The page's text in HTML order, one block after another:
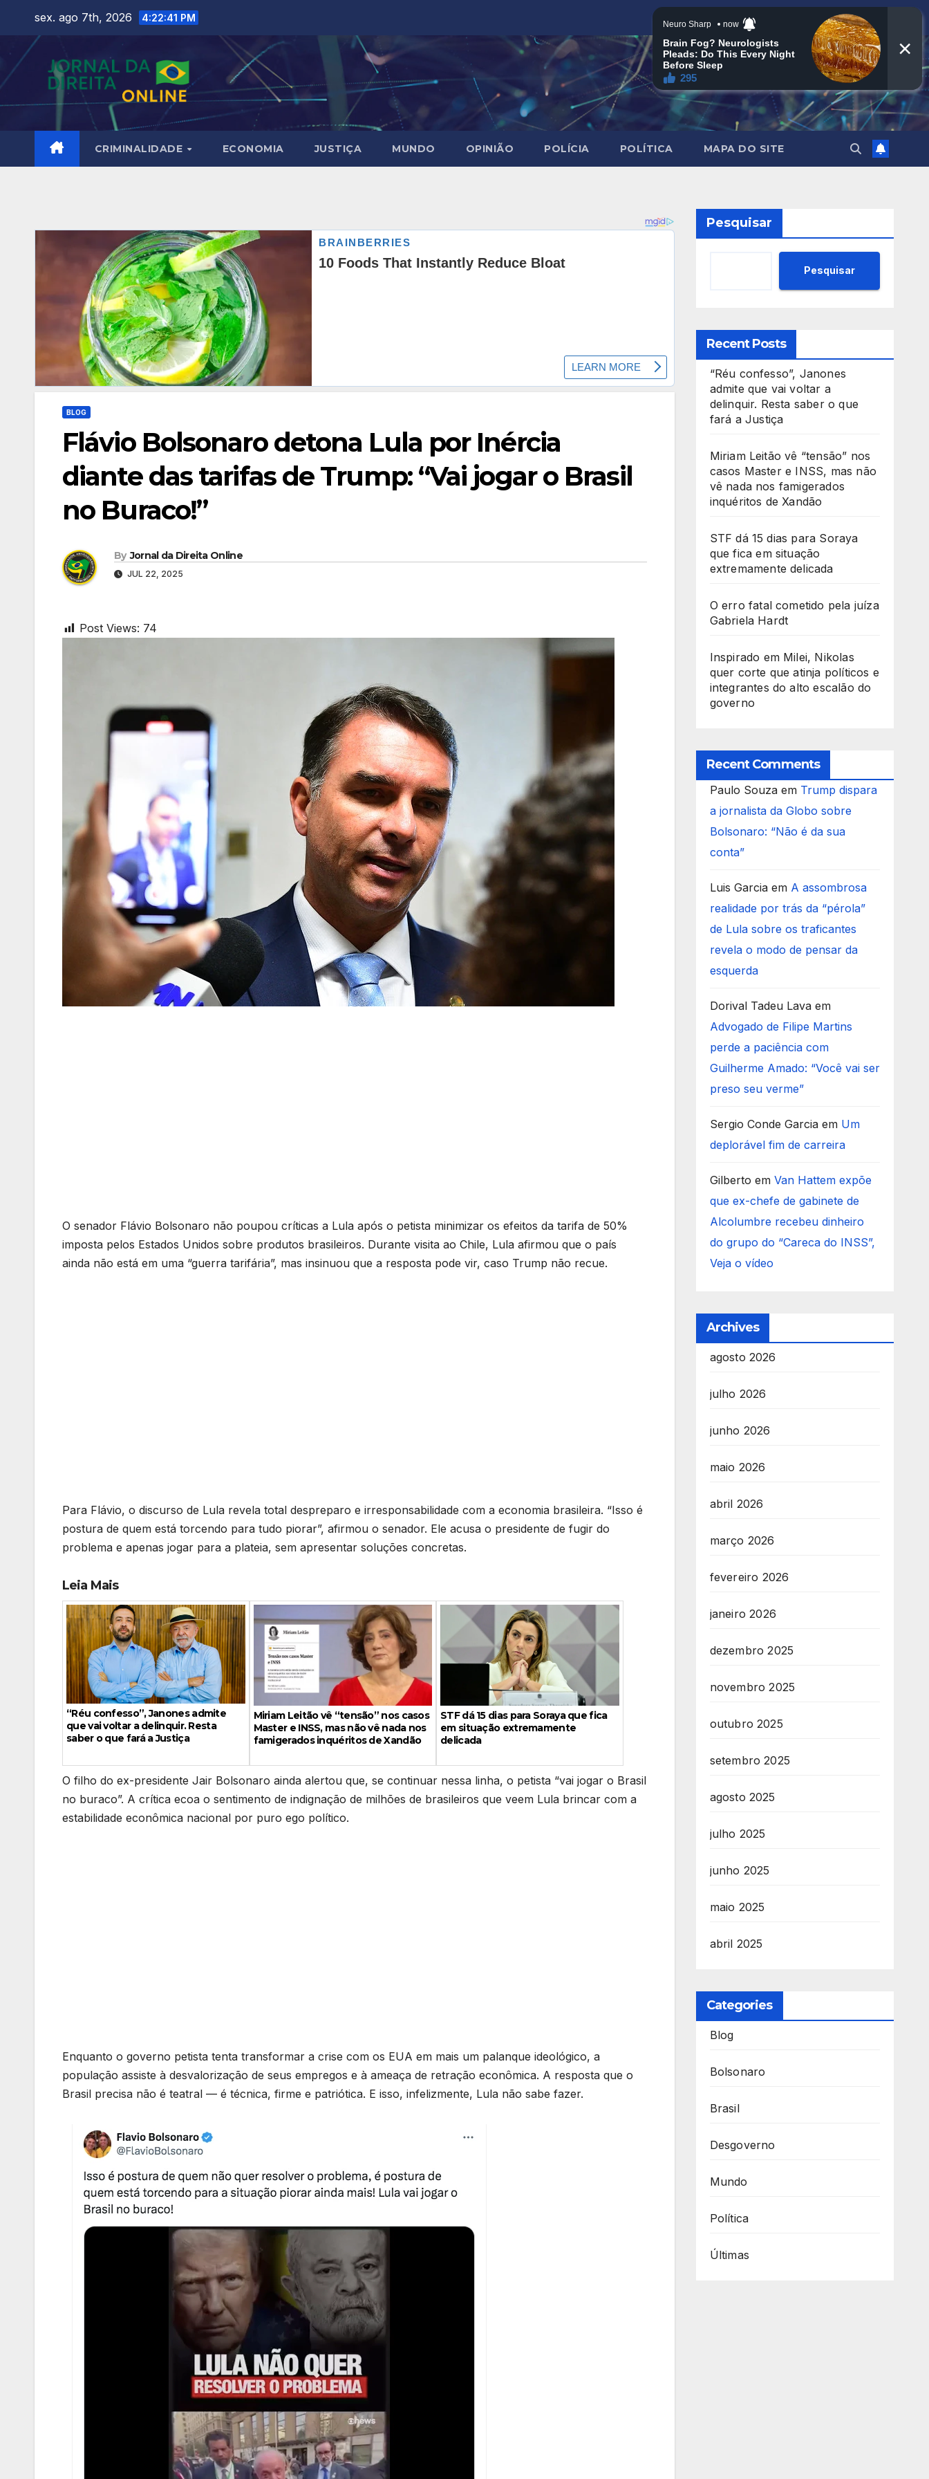
content
sex. ago 7th, 2026 4:22:42 PM
CRIMINALIDADE ECONOMIA JUSTIÇA MUNDO OPINIÃO POLÍCIA POLÍTICA MAPA DO SITE
BLOG
Flávio Bolsonaro detona Lula por Inércia
diante das tarifas de Trump: “Vai jogar o Brasil
no Buraco!”
By Jornal da Direita Online
JUL 22, 2025
Post Views: 74
O senador Flávio Bolsonaro não poupou críticas a Lula após o petista minimizar os efeitos da tarifa de 50%
imposta pelos Estados Unidos sobre produtos brasileiros. Durante visita ao Chile, Lula afirmou que o país
ainda não está em uma “guerra tarifária”, mas insinuou que a resposta pode vir, caso Trump não recue.
Para Flávio, o discurso de Lula revela total despreparo e irresponsabilidade com a economia brasileira. “Isso é
postura de quem está torcendo para tudo piorar”, afirmou o senador. Ele acusa o presidente de fugir do
problema e apenas jogar para a plateia, sem apresentar soluções concretas.
Leia Mais
“Réu confesso”, Janones admite
que vai voltar a delinquir. Resta
saber o que fará a Justiça
Miriam Leitão vê “tensão” nos casos
Master e INSS, mas não vê nada nos
famigerados inquéritos de Xandão
STF dá 15 dias para Soraya que fica
em situação extremamente
delicada
O filho do ex-presidente Jair Bolsonaro ainda alertou que, se continuar nessa linha, o petista “vai jogar o Brasil
no buraco”. A crítica ecoa o sentimento de indignação de milhões de brasileiros que veem Lula brincar com a
estabilidade econômica nacional por puro ego político.
Enquanto o governo petista tenta transformar a crise com os EUA em mais um palanque ideológico, a
população assiste à desvalorização de seus empregos e à ameaça de retração econômica. A resposta que o
Brasil precisa não é teatral — é técnica, firme e patriótica. E isso, infelizmente, Lula não sabe fazer.
Pesquisar
Pesquisar
Recent Posts
“Réu confesso”, Janones
admite que vai voltar a
delinquir. Resta saber o que
fará a Justiça
Miriam Leitão vê “tensão” nos
casos Master e INSS, mas não
vê nada nos famigerados
inquéritos de Xandão
STF dá 15 dias para Soraya
que fica em situação
extremamente delicada
O erro fatal cometido pela juíza
Gabriela Hardt
Inspirado em Milei, Nikolas
quer corte que atinja políticos e
integrantes do alto escalão do
governo
Recent Comments
Paulo Souzaem Trump dispara
a jornalista da Globo sobre
Bolsonaro: “Não é da sua
conta”
Luis Garciaem A assombrosa
realidade por trás da “pérola”
de Lula sobre os traficantes
revela o modo de pensar da
esquerda
Dorival Tadeu Lavaem
Advogado de Filipe Martins
perde a paciência com
Guilherme Amado: “Você vai ser
preso seu verme”
Sergio Conde Garciaem Um
deplorável fim de carreira
Gilberto em Van Hattem expõe
que ex-chefe de gabinete de
Alcolumbre recebeu dinheiro
do grupo do “Careca do INSS”,
Veja o vídeo
Archives
agosto 2026
julho 2026
junho 2026
maio 2026
abril 2026
março 2026
fevereiro 2026
janeiro 2026
dezembro 2025
novembro 2025
outubro 2025
setembro 2025
agosto 2025
julho 2025
junho 2025
maio 2025
abril 2025
Categories
Blog
Bolsonaro
Brasil
Desgoverno
Mundo
Política
Últimas